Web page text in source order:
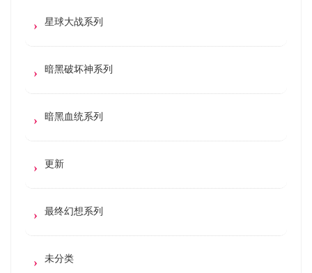
星球大战系列
暗黑破坏神系列
暗黑血统系列
更新
最终幻想系列
未分类